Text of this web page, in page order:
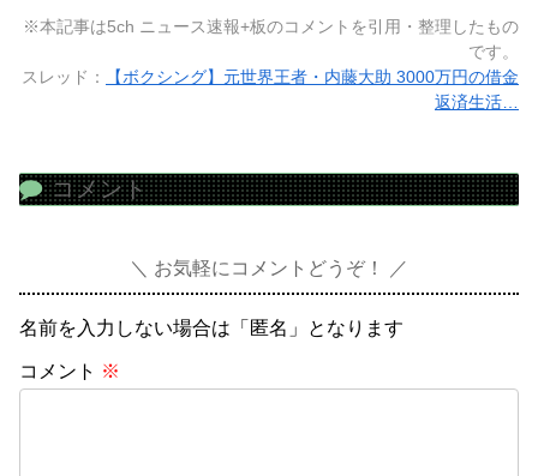
※本記事は5ch ニュース速報+板のコメントを引用・整理したもの
です。
スレッド：
【ボクシング】元世界王者・内藤大助 3000万円の借金
返済生活…
コメント
お気軽にコメントどうぞ！
名前を入力しない場合は「匿名」となります
コメント ※